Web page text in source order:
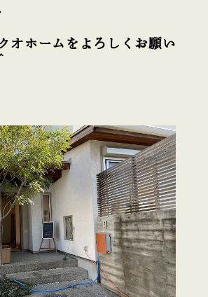
オホームをよろしくお願い